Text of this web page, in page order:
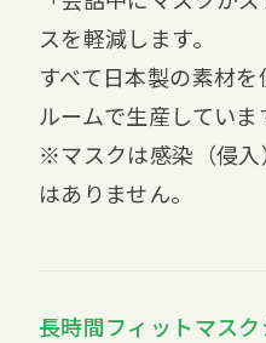
スを軽減します。
すべて日本製の素材
ルームで生産していま
※マスクは感染（侵
はありません。
長時間フィットマス